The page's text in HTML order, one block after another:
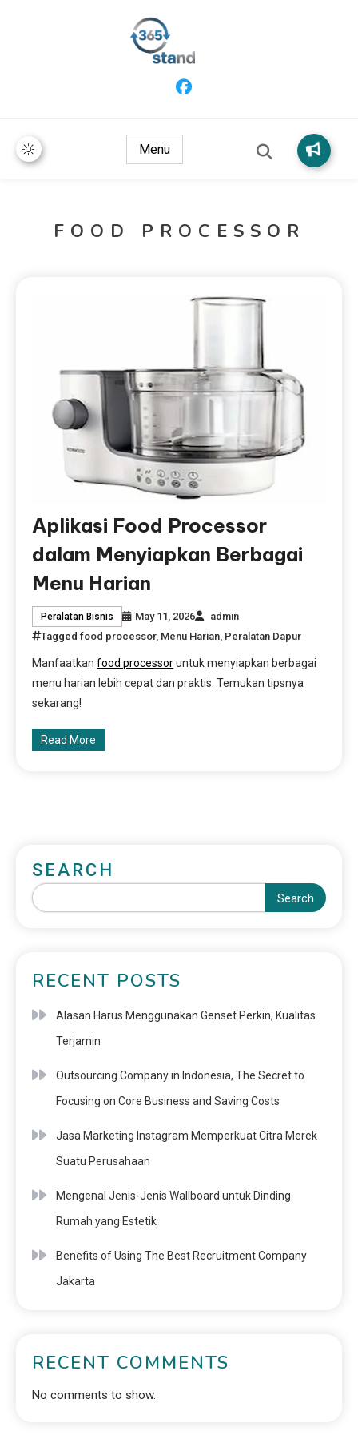
Menu
FOOD PROCESSOR
Aplikasi Food Processor
dalam Menyiapkan Berbagai
Menu Harian
Peralatan Bisnis May 11, 2026
admin
Taggedfood processor, Menu Harian, Peralatan Dapur
Manfaatkanfood processoruntuk menyiapkan berbagai
menu harian lebih cepat dan praktis. Temukan tipsnya
sekarang!
Read More
SEARCH
Search
RECENT POSTS
Alasan Harus Menggunakan Genset Perkin, Kualitas
Terjamin
Outsourcing Company in Indonesia, The Secret to
Focusing on Core Business and Saving Costs
Jasa Marketing Instagram Memperkuat Citra Merek
Suatu Perusahaan
Mengenal Jenis-Jenis Wallboard untuk Dinding
Rumah yang Estetik
Benefits of Using The Best Recruitment Company
Jakarta
RECENT COMMENTS
No comments to show.